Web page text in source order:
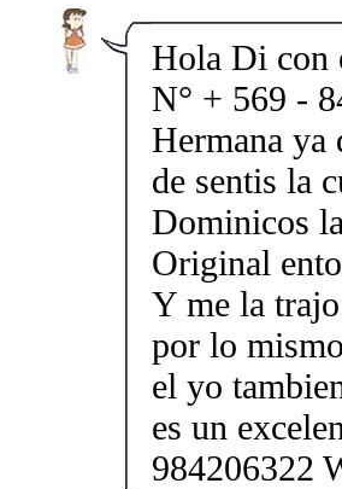
Hola Di con
N° + 569 -
Hermana ya
de sentis la
Dominicos
Original
Y me la
por lo
el yo
es un
984206322